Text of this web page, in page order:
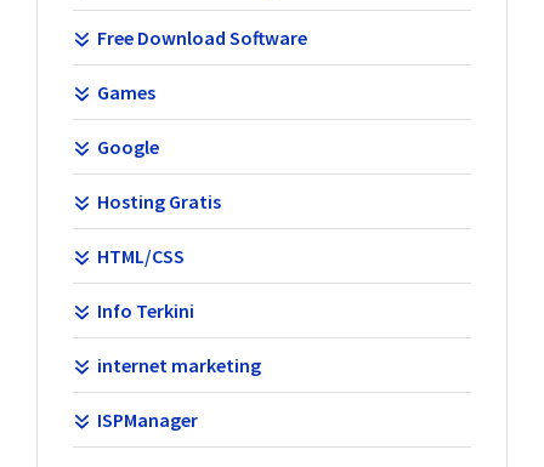
Free Download Software
Games
Google
Hosting Gratis
HTML/CSS
Info Terkini
internet marketing
ISPManager